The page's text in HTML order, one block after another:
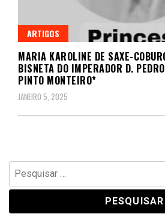
ARTIGOS
MARIA KAROLINE DE SAXE-
BISNETA DO IMPERADOR D.
PINTO MONTEIRO*
JANEIRO 5, 2025
Pesquisar
por: